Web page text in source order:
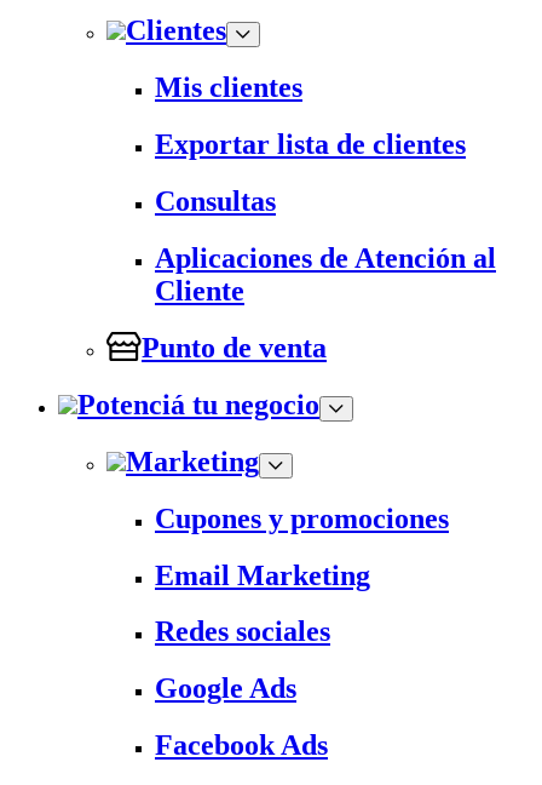
Clientes
Mis clientes
Exportar lista de clientes
Consultas
Aplicaciones de Atención al
Cliente
Punto de venta
Potenciá tu negocio
Marketing
Cupones y promociones
Email Marketing
Redes sociales
Google Ads
Facebook Ads